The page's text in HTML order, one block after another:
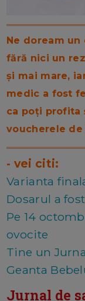
Ne doream
fără nici un
și mai mare,
medic a fost
ca poți profita
voucherele de
- vei citi:
Varianta
Dosarul a
Pe 14
ovocite
Tine un
Geanta
Jurnal de